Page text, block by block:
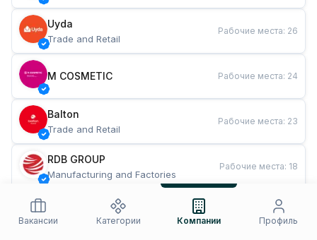
Uyda
Trade and Retail
Рабочие места: 26
M COSMETIC Рабочие места: 24
Balton
Trade and Retail
Рабочие места: 23
RDB GROUP
Manufacturing and Factories
Рабочие места: 18
Restaurants and Fast Food
Рабочие места
Вакансии
Категории Компании Профиль